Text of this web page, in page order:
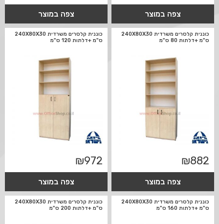
צפה במוצר צפה במוצר
כוננית קלסרים משרדית 240X80X30
ס"מ +דלתות 80 ס"מ
₪882
צפה במוצר
כוננית קלסרים משרדית 240X80X30
ס"מ +דלתות 120 ס"מ
₪972
צפה במוצר
כוננית קלסרים משרדית 240X80X30
ס"מ +דלתות 160 ס"מ
כוננית קלסרים משרדית 240X80X30
ס"מ +דלתות 200 ס"מ